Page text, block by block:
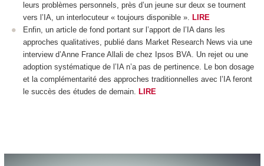
leurs problèmes personnels, près d’un jeune sur deux se tournent
vers l’IA, un interlocuteur « toujours disponible ». LIRE
Enfin, un article de fond portant sur l’apport de l’IA dans les
approches qualitatives, publié dans Market Research News via une
interview d’Anne France Allali de chez Ipsos BVA. Un rejet ou une
adoption systématique de l’IA n’a pas de pertinence. Le bon dosage
et la complémentarité des approches traditionnelles avec l’IA feront
le succès des études de demain. LIRE